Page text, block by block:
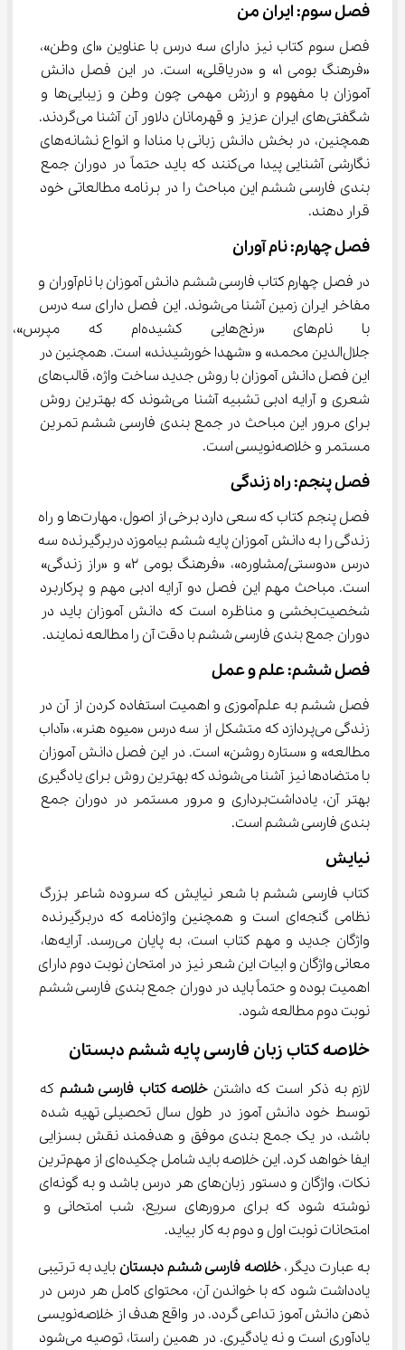
فصل سوم: ایران من
فصل سوم کتاب نیز دارای سه درس با عناوین «ای وطن»،
«فرهنگ بومی 1» و «دریاقلی» است. در این فصل دانش
آموزان با مفهوم و ارزش مهمی چون وطن و زیبایی‌ها و
شگفتی‌های ایران عزیز و قهرمانان دلاور آن آشنا می‌گردند.
همچنین، در بخش دانش زبانی با منادا و انواع نشانه‌های
نگارشی آشنایی پیدا می‌کنند که باید حتماً در دوران جمع
بندی فارسی ششم این مباحث را در برنامه مطالعاتی خود
قرار دهند.
فصل چهارم: نام آوران
در فصل چهارم کتاب فارسی ششم دانش آموزان با نام‌آوران و
مفاخر ایران زمین آشنا می‌شوند. این فصل دارای سه درس
با نام‌های «رنج‌هایی
جلال‌الدین محمد» و «شهدا خورشیدند» است. همچنین در
این فصل دانش آموزان با روش جدید ساخت واژه، قالب‌های
شعری و آرایه ادبی تشبیه آشنا می‌شوند که بهترین روش
برای مرور این مباحث در جمع بندی فارسی ششم تمرین
مستمر و خلاصه‌نویسی است.
فصل پنجم: راه زندگی
فصل پنجم کتاب که سعی دارد برخی از اصول، مهارت‌ها و راه
زندگی را به دانش آموزان پایه ششم بیاموزد دربرگیرنده سه
درس «دوستی/مشاوره»، «فرهنگ بومی 2» و «راز زندگی»
است. مباحث مهم این فصل دو آرایه ادبی مهم و پرکاربرد
شخصیت‌بخشی و مناظره است که دانش آموزان باید در
دوران جمع بندی فارسی ششم با دقت آن را مطالعه نمایند.
فصل ششم: علم و عمل
فصل ششم به علم‌آموزی و اهمیت استفاده کردن از آن در
زندگی می‌پردازد که متشکل از سه درس «میوه هنر»، «آداب
مطالعه» و «ستاره روشن» است. در این فصل دانش آموزان
با متضادها نیز آشنا می‌شوند که بهترین روش برای یادگیری
بهتر آن، یادداشت‌برداری و مرور مستمر در دوران جمع
بندی فارسی ششم است.
نیایش
کتاب فارسی ششم با شعر نیایش که سروده شاعر بزرگ
نظامی گنجه‌ای است و همچنین واژه‌نامه که دربرگیرنده
واژگان جدید و مهم کتاب است، به پایان می‌رسد. آرایه‌ها،
معانی واژگان و ابیات این شعر نیز در امتحان نوبت دوم دارای
اهمیت بوده و حتماً باید در دوران جمع بندی فارسی ششم
نوبت دوم مطالعه شود.
خلاصه کتاب زبان فارسی پایه ششم دبستان
لازم به ذکر است که داشتن خلاصه کتاب فارسی ششم که
توسط خود دانش آموز در طول سال تحصیلی تهیه شده
باشد، در یک جمع بندی موفق و هدفمند نقش بسزایی
ایفا خواهد کرد. این خلاصه باید شامل چکیده‌ای از مهم‌ترین
نکات، واژگان و دستور زبان‌های هر درس باشد و به گونه‌ای
نوشته شود که برای مرورهای سریع، شب امتحانی و
امتحانات نوبت اول و دوم به کار بیاید.
به عبارت دیگر، خلاصه فارسی ششم دبستان باید به ترتیبی
یادداشت شود که با خواندن آن، محتوای کامل هر درس در
ذهن دانش آموز تداعی گردد. در واقع هدف از خلاصه‌نویسی
یادآوری است و نه یادگیری. در همین راستا، توصیه می‌شود